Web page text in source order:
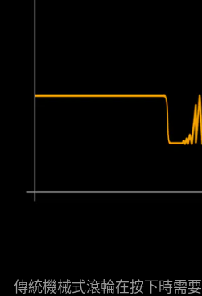
傳統機械式滾輪在按下時需